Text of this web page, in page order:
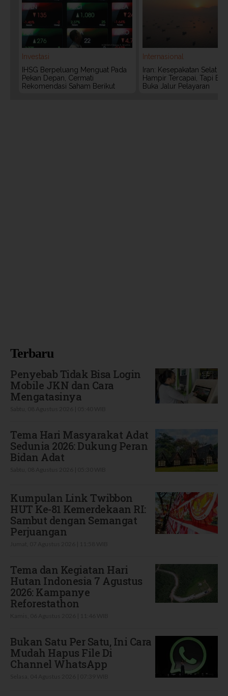
Investasi
IHSG Berpeluang Menguat Pada
Pekan Depan, Cermati
Rekomendasi Saham Berikut
Internasional
Iran: Kesepakatan Selat
Hampir Tercapai, Tapi
Buka Jalur Pelayaran
Terbaru
Penyebab Tidak Bisa Login
Mobile JKN dan Cara
Mengatasinya
Tema Hari Masyarakat Adat
Sedunia 2026: Dukung Peran
Bidan Adat
Kumpulan Link Twibbon
HUT Ke-81 Kemerdekaan RI:
Sambut dengan Semangat
Perjuangan
Tema dan Kegiatan Hari
Hutan Indonesia 7 Agustus
2026: Kampanye
Reforestathon
Bukan Satu Per Satu, Ini Cara
Mudah Hapus File Di
Channel WhatsApp